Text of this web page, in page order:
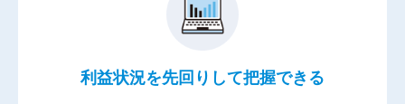
利益状況を先回りして把握できる